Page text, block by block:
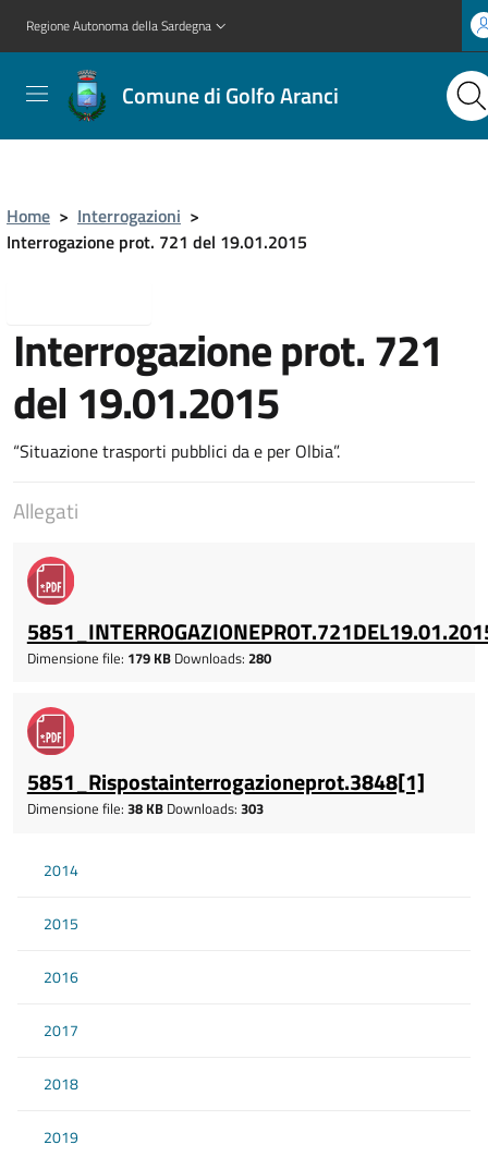
Regione Autonoma della Sardegna
Comune di Golfo Aranci
Home > Interrogazioni >
Interrogazione prot. 721 del 19.01.2015
Interrogazione prot. 721
del 19.01.2015
“Situazione trasporti pubblici da e per Olbia”.
Allegati
Dimensione file: 179 KB Downloads: 280
5851_Rispostainterrogazioneprot.3848[1]
Dimensione file: 38 KB Downloads: 303
2014
2015
2016
2017
2018
2019